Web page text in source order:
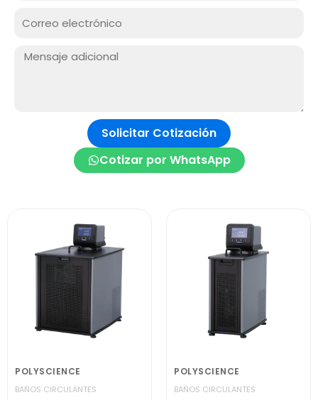
electrónico
Mensaje:
Solicitar Cotización
Cotizar por WhatsApp
POLYSCIENCE
BAÑOS CIRCULANTES
POLYSCIENCE
BAÑOS CIRCULANTES